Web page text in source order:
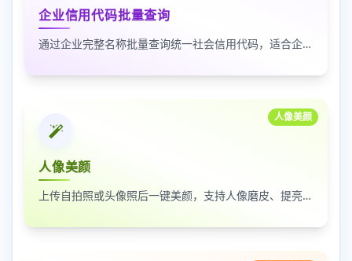
企业信用代码批量查询
通过企业完整名称批量查询统一社会信用代码，适合企业资料整理、名单核验和工商信息匹配
人像美颜
人像美颜
上传自拍照或头像照后一键美颜，支持人像磨皮、提亮和美颜强度调节，适合人物照片快速优化